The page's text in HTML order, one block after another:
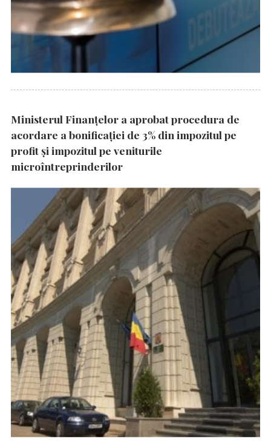
Ministerul Finanțelor a aprobat procedura de
acordare a bonificației de 3% din impozitul pe
profit și impozitul pe veniturile
microîntreprinderilor